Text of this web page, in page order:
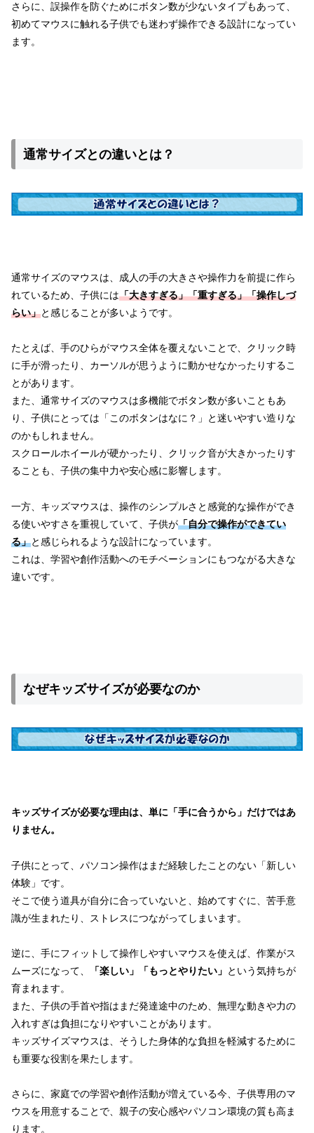
さらに、誤操作を防ぐためにボタン数が少ないタイプもあって、
初めてマウスに触れる子供でも迷わず操作できる設計になってい
ます。
通常サイズとの違いとは？
通常サイズのマウスは、成人の手の大きさや操作力を前提に作ら
れているため、子供には「大きすぎる」「重すぎる」「操作しづ
らい」と感じることが多いようです。
たとえば、手のひらがマウス全体を覆えないことで、クリック時
に手が滑ったり、カーソルが思うように動かせなかったりするこ
とがあります。
また、通常サイズのマウスは多機能でボタン数が多いこともあ
り、子供にとっては「このボタンはなに？」と迷いやすい造りな
のかもしれません。
スクロールホイールが硬かったり、クリック音が大きかったりす
ることも、子供の集中力や安心感に影響します。
一方、キッズマウスは、操作のシンプルさと感覚的な操作ができ
る使いやすさを重視していて、子供が「自分で操作ができてい
る」と感じられるような設計になっています。
これは、学習や創作活動へのモチベーションにもつながる大きな
違いです。
なぜキッズサイズが必要なのか
キッズサイズが必要な理由は、単に「手に合うから」だけではあ
りません。
子供にとって、パソコン操作はまだ経験したことのない「新しい
体験」です。
そこで使う道具が自分に合っていないと、始めてすぐに、苦手意
識が生まれたり、ストレスにつながってしまいます。
逆に、手にフィットして操作しやすいマウスを使えば、作業がス
ムーズになって、
「楽しい」「もっとやりたい」 という気持ちが
育まれます。
また、子供の手首や指はまだ発達途中のため、無理な動きや力の
入れすぎは負担になりやすいことがあります。
キッズサイズマウスは、そうした身体的な負担を軽減するために
も重要な役割を果たします。
さらに、家庭での学習や創作活動が増えている今、子供専用のマ
ウスを用意することで、親子の安心感やパソコン環境の質も高ま
ります。